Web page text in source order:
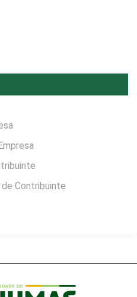
Contribuinte